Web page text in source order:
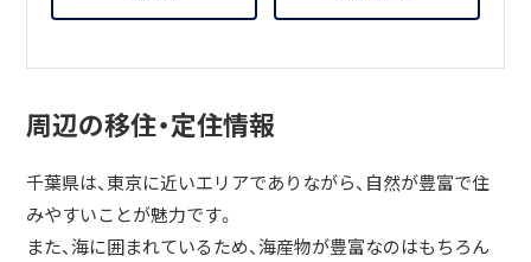
周辺の移住・定住情報
千葉県は、東京に近いエリアでありながら、自然が豊富で住
みやすいことが魅力です。
また、海に囲まれているため、海産物が豊富なのはもちろん